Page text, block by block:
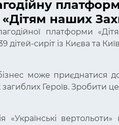
«Дітям наших
платформи
дітей-сиріт із Києва та
може приєднатися
Героїв. Зробити
«Українські